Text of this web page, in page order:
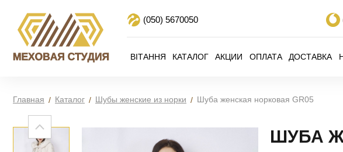
(050) 5670050
ВІТАННЯ КАТАЛОГ АКЦИИ ОПЛАТА ДОСТАВКА
Главная Каталог Шубы женские из норки Шуба женская норковая GR05
ШУБА